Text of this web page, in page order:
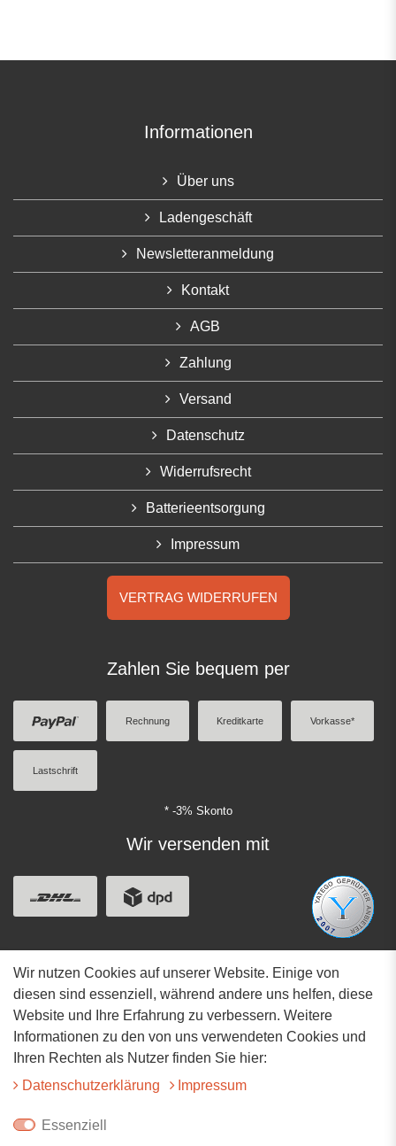
Informationen
Über uns
Ladengeschäft
Newsletteranmeldung
Kontakt
AGB
Zahlung
Versand
Datenschutz
Widerrufsrecht
Batterieentsorgung
Impressum
VERTRAG WIDERRUFEN
Zahlen Sie bequem per
Rechnung Kreditkarte Vorkasse*
Lastschrift
* -3% Skonto
Wir versenden mit
Adresse
Hauptstrasse 34
73117 Wangen
07161-9566068
Wir nutzen Cookies auf unserer Website. Einige von
diesen sind essenziell, während andere uns helfen, diese
Website und Ihre Erfahrung zu verbessern. Weitere
Informationen zu den von uns verwendeten Cookies und
Ihren Rechten als Nutzer finden Sie hier:
Daten­schutz­erklärung
Impressum
Essenziell